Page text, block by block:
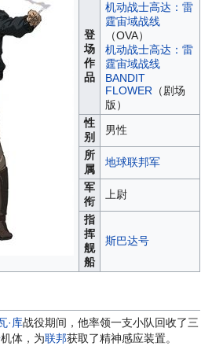
登
场
作
品
机动战士高达：雷
霆宙域战线
（OVA）
机动战士高达：雷
霆宙域战线
BANDIT
FLOWER（剧场
版）
性
别
男性
所
属
地球联邦军
军
衔
上尉
指
挥
舰
船
斯巴达号
·库战役期间，他率领一支小队回收了三
机体，为联邦获取了精神感应装置。